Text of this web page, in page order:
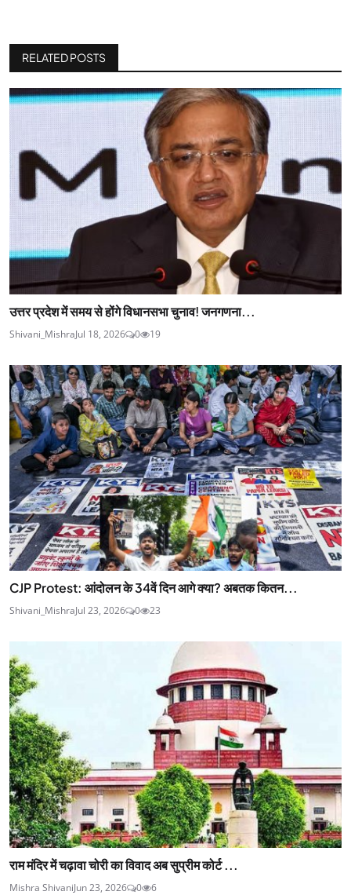
RELATED POSTS
उत्तर प्रदेश में समय से होंगे विधानसभा चुनाव! जनगणना...
Shivani_MishraJul 18, 2026 0 19
CJP Protest: आंदोलन के 34वें दिन आगे क्या? अबतक कितन...
Shivani_MishraJul 23, 2026 0 23
राम मंदिर में चढ़ावा चोरी का विवाद अब सुप्रीम कोर्ट ...
Mishra ShivaniJun 23, 2026 0 6